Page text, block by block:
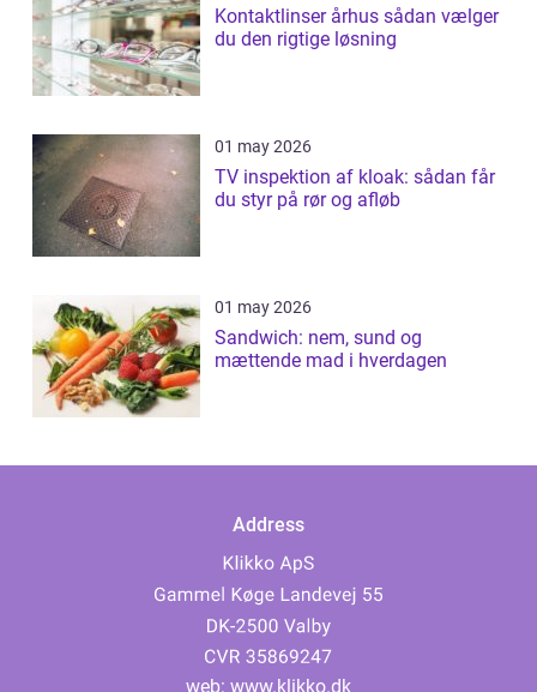
Kontaktlinser århus sådan vælger
du den rigtige løsning
01 may 2026
TV inspektion af kloak: sådan får
du styr på rør og afløb
01 may 2026
Sandwich: nem, sund og
mættende mad i hverdagen
Address
web: www.klikko.dk